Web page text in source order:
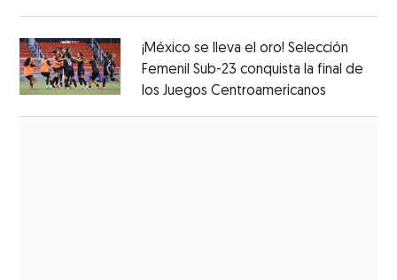
¡México se lleva el oro! Selección
Femenil Sub-23 conquista la final de
los Juegos Centroamericanos